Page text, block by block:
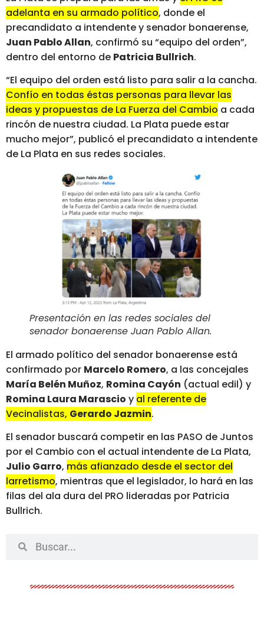
adelanta en su armado político, donde el
precandidato a intendente y senador bonaerense,
Juan Pablo Allan, confirmó su “equipo del orden”,
dentro del entorno de Patricia Bullrich.
“El equipo del orden está listo para salir a la cancha.
Confío en todas éstas personas para llevar las
ideas y propuestas de La Fuerza del Cambio a cada
rincón de nuestra ciudad. La Plata puede estar
mucho mejor”, publicó el precandidato a intendente
de La Plata en sus redes sociales.
Presentación en las redes sociales del
senador bonaerense Juan Pablo Allan.
El armado político del senador bonaerense está
confirmado por Marcelo Romero, a las concejales
María Belén Muñoz, Romina Cayón (actual edil) y
Romina Laura Marascio y al referente de
Vecinalistas, Gerardo Jazmin.
El senador buscará competir en las PASO de Juntos
por el Cambio con el actual intendente de La Plata,
Julio Garro, más afianzado desde el sector del
larretismo, mientras que el legislador, lo hará en las
filas del ala dura del PRO lideradas por Patricia
Bullrich.